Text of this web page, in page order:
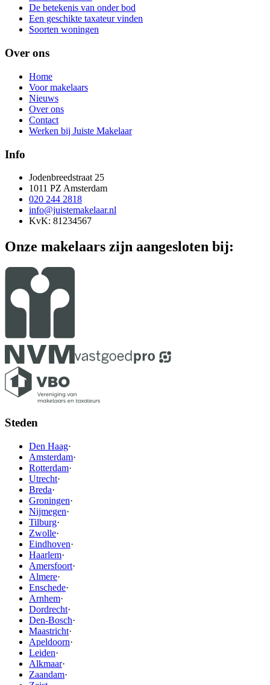
De betekenis van onder bod
Een geschikte taxateur vinden
Soorten woningen
Over ons
Home
Voor makelaars
Nieuws
Over ons
Contact
Werken bij Juiste Makelaar
Info
Jodenbreedstraat 25
1011 PZ Amsterdam
020 244 2818
info@juistemakelaar.nl
KvK: 81234567
Onze makelaars zijn aangesloten bij:
Steden
Den Haag·
Amsterdam·
Rotterdam·
Utrecht·
Breda·
Groningen·
Nijmegen·
Tilburg·
Zwolle·
Eindhoven·
Haarlem·
Amersfoort·
Almere·
Enschede·
Arnhem·
Dordrecht·
Den-Bosch·
Maastricht·
Apeldoorn·
Leiden·
Alkmaar·
Zaandam·